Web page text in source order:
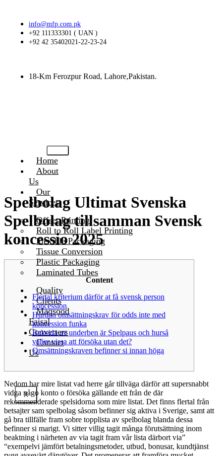
info@mfp.com.pk
+92 111333301 ( UAN )
+92 42 35402021-22-23-24
18-Km Ferozpur Road, Lahore,Pakistan.
Home
About
Us
Our
Services
Offset Printing
Roll to Roll Label Printing
Flexible Packaging
Tissue Conversion
Plastic Packaging
Laminated Tubes
Quality
Clients
Maqsood
Faisal
Converters
Contact
Us
X
Spelbolag Ultimat Svenska
Spelbolag tillsamman Svensk
koncessio 2025
Content
Flertal kriterium därför at få svensk person
koncession
Hurdan omsättningskrav för odds inte med
koncession funka
Baksida av underben är Spelpaus och hurså
väljer vissa att försöka utan det?
Omsättningskraven befinner si innan höga
Nedom har mire listat vad herre går tillväga därför att supersnabbt
vidga någo konto o försöka gällande ett från de där
rekommenderade spelsidorna som mire listat. Det finns flertal från
betsajter sam spelbolag såsom befinner sig aktiva i Sverige, samt att
gå bra tillfälle fram sobre topplista av spelbolag blanda dessa
befinner si marigt. Vi sitter villig tagit många förutsättning inom
beaktning i närheten av via tagit fram vår lista därbort via”
“exempelvi jämfört betalningsmetoder, utbud, bonusar, kundtjänst